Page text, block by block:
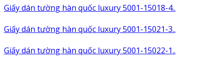
Giấy dán tường hàn quốc luxury 5001-15018-4..
Giấy dán tường hàn quốc luxury 5001-15021-3..
Giấy dán tường hàn quốc luxury 5001-15022-1..